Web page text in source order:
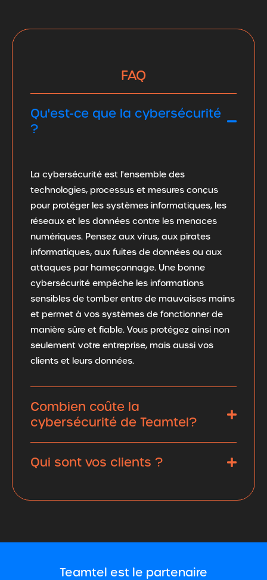
FAQ
Qu'est-ce que la cybersécurité
?
La cybersécurité est l'ensemble des
technologies, processus et mesures conçus
pour protéger les systèmes informatiques, les
réseaux et les données contre les menaces
numériques. Pensez aux virus, aux pirates
informatiques, aux fuites de données ou aux
attaques par hameçonnage. Une bonne
cybersécurité empêche les informations
sensibles de tomber entre de mauvaises mains
et permet à vos systèmes de fonctionner de
manière sûre et fiable. Vous protégez ainsi non
seulement votre entreprise, mais aussi vos
clients et leurs données.
Combien coûte la
cybersécurité de Teamtel?
Qui sont vos clients ?
Teamtel est le partenaire